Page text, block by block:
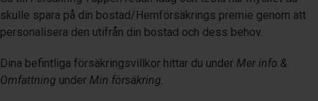
skulle spara på din bostad/Hemförsäkrings premie genom att
personalisera den utifrån din bostad och dess behov.
Dina befintliga försäkringsvillkor hittar du under Mer info &
Omfattning under Min försäkring